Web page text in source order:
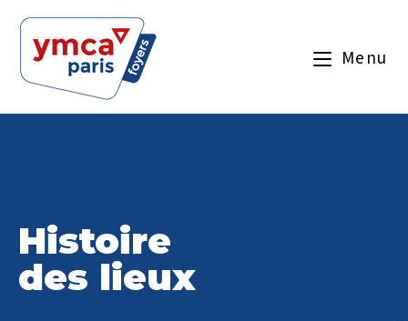
Menu
Histoire
des lieux